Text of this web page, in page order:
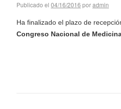
Publicado el 04/16/2016 poradmin
Ha finalizado el plazo de
Congreso Nacional de